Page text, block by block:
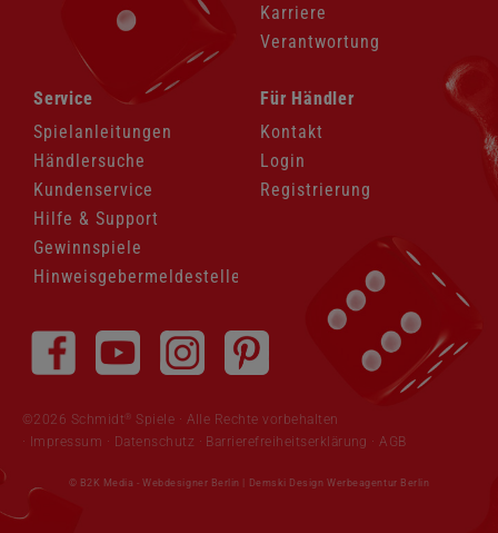
Karriere
Verantwortung
Navigation
überspringen
Service
Spielanleitungen
Händlersuche
Kundenservice
Hilfe & Support
Gewinnspiele
Hinweisgebermeldestelle
Navigation
überspringen
Für Händler
Kontakt
Login
Registrierung
überspringen
©2026 Schmidt ®
Spiele · Alle Rechte vorbehalten
Impressum · Datenschutz · Barrierefreiheitserklärung · AGB
© B2K Media -Webdesigner Berlin Demski Design Werbeagentur Berlin